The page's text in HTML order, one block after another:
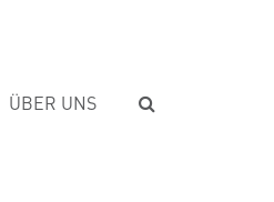
ÜBER UNS